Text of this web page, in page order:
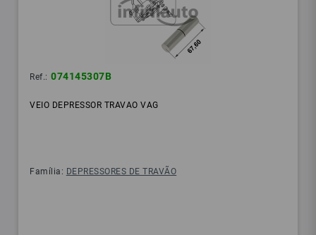
Ref.: 074145307B
VEIO DEPRESSOR TRAVAO VAG
Família: DEPRESSORES DE TRAVÃO